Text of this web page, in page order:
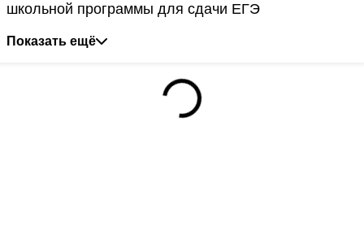
школьной программы для сдачи ЕГЭ
Показать ещё